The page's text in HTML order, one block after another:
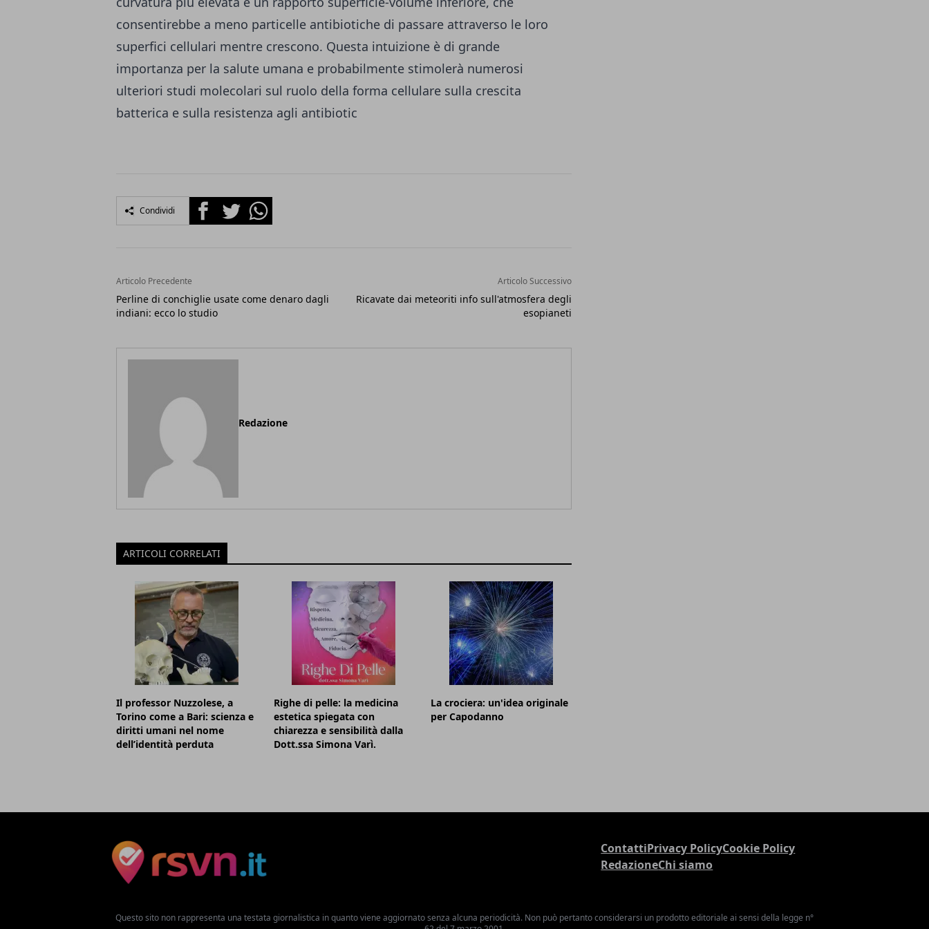
consentirebbe a meno particelle antibiotiche di passare attraverso le loro
superfici cellulari mentre crescono. Questa intuizione è di grande
importanza per la salute umana e probabilmente stimolerà numerosi
ulteriori studi molecolari sul ruolo della forma cellulare sulla crescita
batterica e sulla resistenza agli antibiotic
Condividi FacebookTwitterWhatsapp
Articolo Precedente
Perline di conchiglie usate come denaro dagli
indiani: ecco lo studio
Articolo Successivo
Ricavate dai meteoriti info sull'atmosfera degli
esopianeti
Redazione
ARTICOLI CORRELATI
Il professor Nuzzolese, a
Torino come a Bari: scienza e
diritti umani nel nome
dell’identità perduta
Righe di pelle: la medicina
estetica spiegata con
chiarezza e sensibilità dalla
Dott.ssa Simona Varì.
La crociera: un'idea originale
per Capodanno
ContattiPrivacy PolicyCookie Policy
RedazioneChi siamo
Questo sito non rappresenta una testata giornalistica in quanto viene aggiornato senza alcuna periodicità. Non può pertanto considerarsi un prodotto editoriale ai sensi della legge n°